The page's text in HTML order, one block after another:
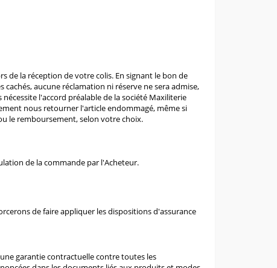
de la réception de votre colis. En signant le bon de
aucune réclamation ni réserve ne sera admise,
l'accord préalable de la société Maxiliterie
nous retourner l'article endommagé, même si
le remboursement, selon votre choix.
de la commande par l'Acheteur.
de faire appliquer les dispositions d'assurance
garantie contractuelle contre toutes les